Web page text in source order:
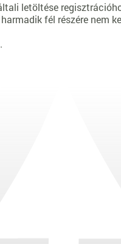
letöltése
fél részére nem